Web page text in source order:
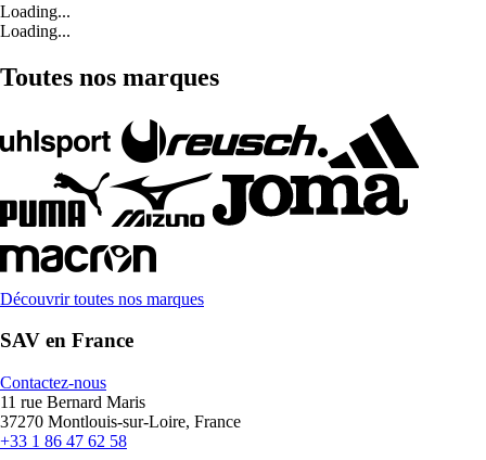
Loading...
Loading...
Toutes nos marques
Découvrir toutes nos marques
SAV en France
Contactez-nous
11 rue Bernard Maris
37270 Montlouis-sur-Loire, France
+33 1 86 47 62 58